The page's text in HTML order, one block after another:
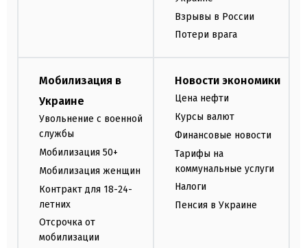
Взрывы в России
Потери врага
Мобилизация в
Украине
Увольнение с военной
службы
Мобилизация 50+
Мобилизация женщин
Контракт для 18-24-
летних
Отсрочка от
мобилизации
Новости экономики
Цена нефти
Курсы валют
Финансовые новости
Тарифы на
коммунальные услуги
Налоги
Пенсия в Украине